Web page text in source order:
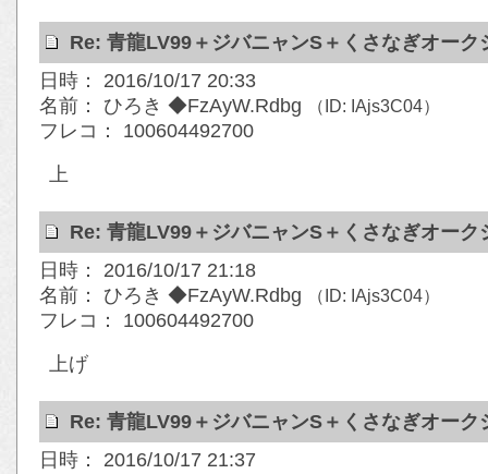
Re: 青龍LV99＋ジバニャンS＋くさなぎオー
日時： 2016/10/17 20:33
名前： ひろき ◆FzAyW.Rdbg
（ID: IAjs3C04）
フレコ： 100604492700
上
Re: 青龍LV99＋ジバニャンS＋くさなぎオー
日時： 2016/10/17 21:18
名前： ひろき ◆FzAyW.Rdbg
（ID: IAjs3C04）
フレコ： 100604492700
上げ
Re: 青龍LV99＋ジバニャンS＋くさなぎオー
日時： 2016/10/17 21:37